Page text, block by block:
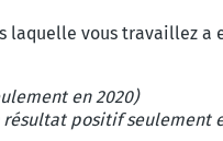
laquelle vous travaillez a
en 2020)
résultat positif seulement